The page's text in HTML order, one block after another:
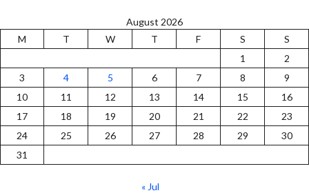
August 2026
M
T W T F S
S
1
2
3
4 5 6 7 8
9
10
11 12 13 14 15
16
17
18 19 20 21 22
23
24
25 26 27 28 29
30
31
« Jul